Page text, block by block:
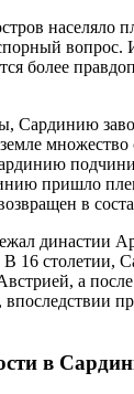
населяло
вопрос.
более
Сардинию
пришло
в
династии
16 столетии,
а
впоследствии
в